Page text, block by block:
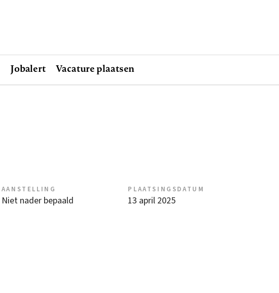
Jobalert Vacature plaatsen
AANSTELLING
Niet nader bepaald
PLAATSINGSDATUM
13 april 2025